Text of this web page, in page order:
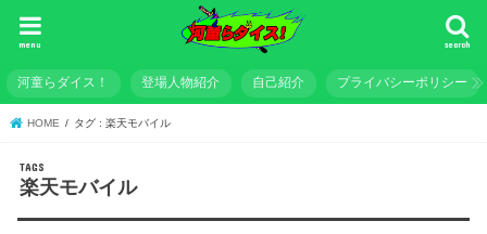
search
menu
河童らダイス！ 登場人物紹介 自己紹介 プライバシーポリシー
HOME タグ : 楽天モバイル
楽天モバイル